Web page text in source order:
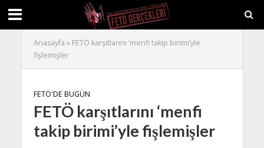
Anasayfa » FETÖ karşıtlarını ‘menfi takip birimi’yle
fişlemişler
FETÖ'DE BUGÜN
FETÖ karşıtlarını ‘menfi
takip birimi’yle fişlemişler